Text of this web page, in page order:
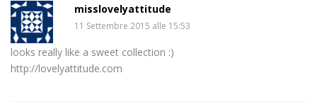
misslovelyattitude
11 Settembre 2015 alle 15:53
looks really like a sweet collection :)
http://lovelyattitude.com